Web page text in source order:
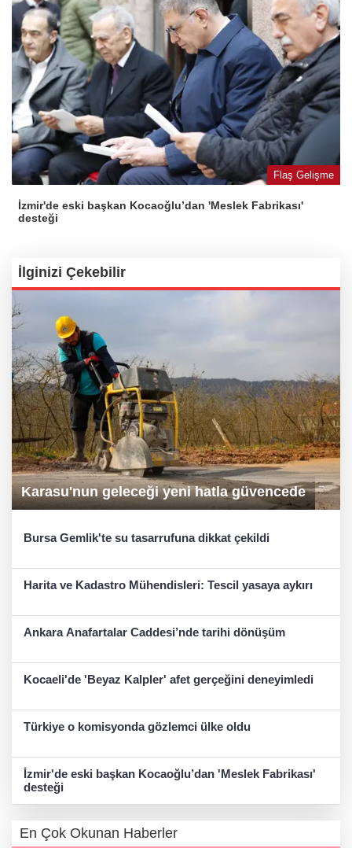
Flaş Gelişme
İzmir'de eski başkan Kocaoğlu’dan 'Meslek Fabrikası'
desteği
İlginizi Çekebilir
Karasu'nun geleceği yeni hatla güvencede
Bursa Gemlik'te su tasarrufuna dikkat çekildi
Harita ve Kadastro Mühendisleri: Tescil yasaya aykırı
Ankara Anafartalar Caddesi’nde tarihi dönüşüm
Kocaeli'de 'Beyaz Kalpler' afet gerçeğini deneyimledi
Türkiye o komisyonda gözlemci ülke oldu
İzmir'de eski başkan Kocaoğlu’dan 'Meslek Fabrikası'
desteği
En Çok Okunan Haberler